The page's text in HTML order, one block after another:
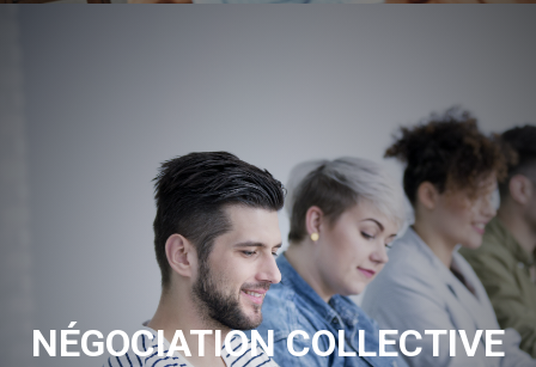
NÉGOCIATION COLLECTIVE